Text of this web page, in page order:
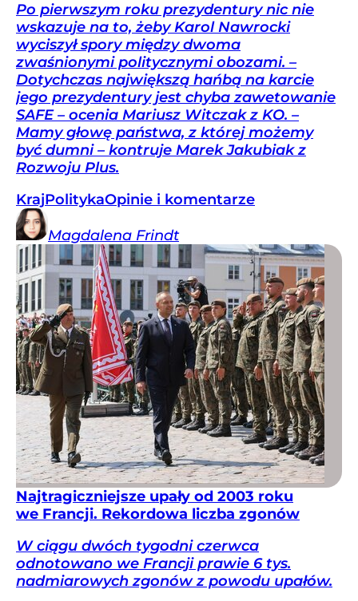
Po pierwszym roku prezydentury nic nie
wskazuje na to, żeby Karol Nawrocki
wyciszył spory między dwoma
zwaśnionymi politycznymi obozami. –
Dotychczas największą hańbą na karcie
jego prezydentury jest chyba zawetowanie
SAFE – ocenia Mariusz Witczak z KO. –
Mamy głowę państwa, z której możemy
być dumni – kontruje Marek Jakubiak z
Rozwoju Plus.
KrajPolitykaOpinie i komentarze
Magdalena Frindt
Najtragiczniejsze upały od 2003 roku
we Francji. Rekordowa liczba zgonów
W ciągu dwóch tygodni czerwca
odnotowano we Francji prawie 6 tys.
nadmiarowych zgonów z powodu upałów.